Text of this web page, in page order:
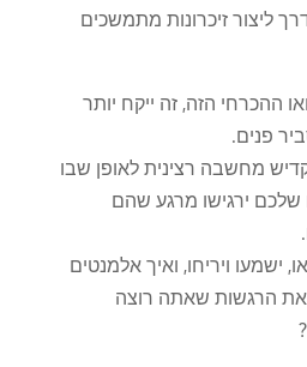
ליצור זיכרונות מתמשכים
ההכרחי הזה, זה ייקח יותר
פנים.
מחשבה רצינית לאופן שבו
ירגישו מרגע שהם
ויריחו, ואיך אלמנטים
הרגשות שאתה רוצה